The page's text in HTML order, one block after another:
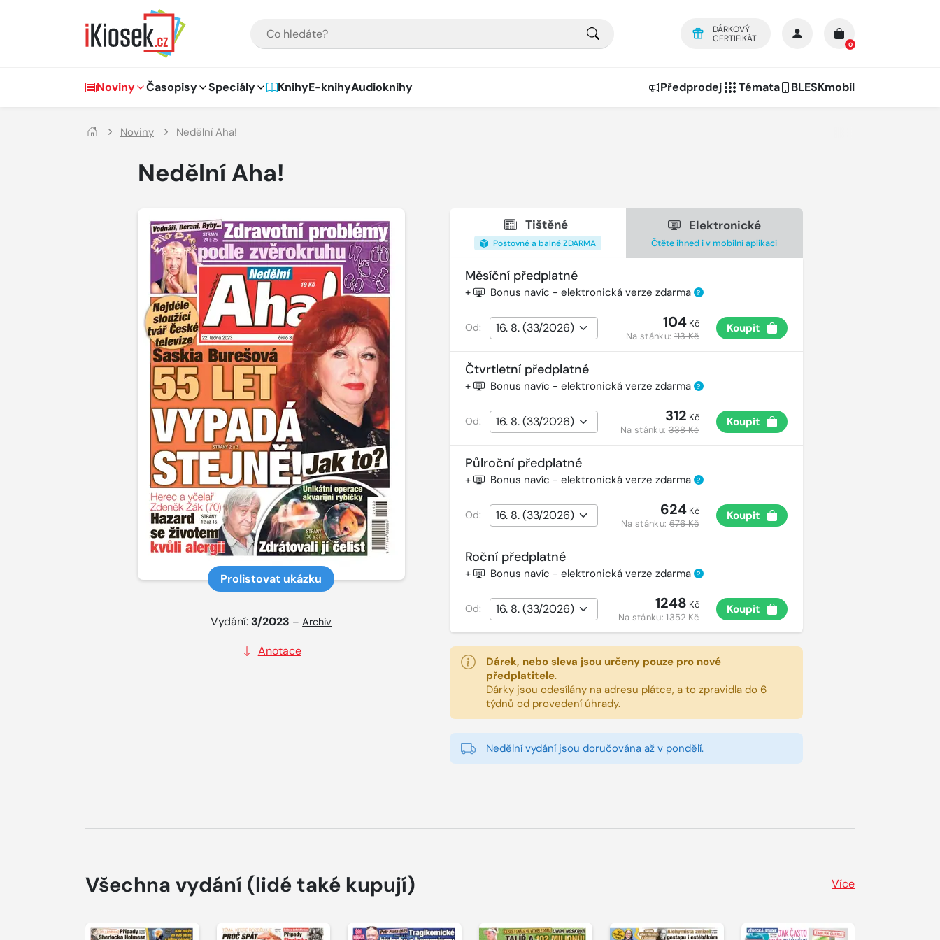
DÁRKOVÝ
CERTIFIKÁT
0
Hlavní navigace
Noviny Časopisy Speciály KnihyE-knihyAudioknihy Předprodej Témata BLESKmobil
Noviny Nedělní Aha!
Nedělní Aha!
Prolistovat ukázku
Vydání: 3/2023 –Archiv
Anotace
Tištěné
Poštovné a balné ZDARMA
Elektronické
Čtěte ihned i v mobilní aplikaci
Měsíční předplatné
+ Bonus navíc - elektronická verze zdarma ?
Od: 104Kč
Na stánku:113 Kč
Koupit
Čtvrtletní předplatné
+ Bonus navíc - elektronická verze zdarma ?
Od: 312 Kč
Na stánku:338 Kč
Koupit
Půlroční předplatné
+ Bonus navíc - elektronická verze zdarma ?
Od: 624Kč
Na stánku:676 Kč
Koupit
Roční předplatné
+ Bonus navíc - elektronická verze zdarma ?
Od: 1248 Kč
Na stánku:1352 Kč
Koupit
Dárek, nebo sleva jsou určeny pouze pro nové
předplatitele.
Dárky jsou odesílány na adresu plátce, a to zpravidla do 6
týdnů od provedení úhrady.
Nedělní vydání jsou doručována až v pondělí.
Všechna vydání (lidé také kupují) Více